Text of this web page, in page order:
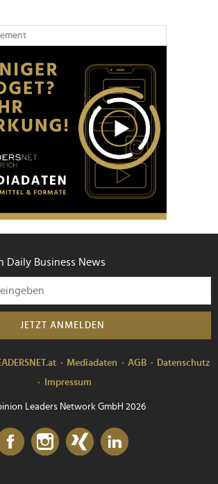
Daily Business News
JETZT ANMELDEN
Mediadaten AGB
Datenschutz
Impressum
Leaders Network GmbH 2026